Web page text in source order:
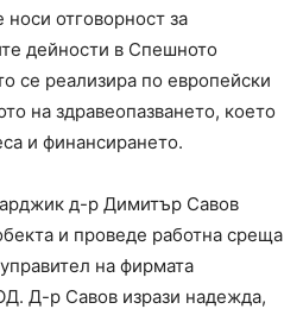
отговорност за
дейности в Спешното
се реализира по европейски
на здравеопазването, което
и финансирането.
д-р Димитър Савов
и проведе работна среща
на фирмата
Д-р Савов изрази надежда,